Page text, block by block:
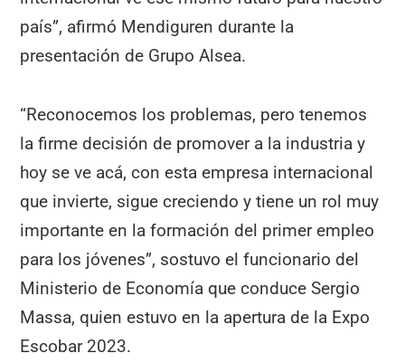
país”, afirmó Mendiguren durante la
presentación de Grupo Alsea.
“Reconocemos los problemas, pero tenemos
la firme decisión de promover a la industria y
hoy se ve acá, con esta empresa internacional
que invierte, sigue creciendo y tiene un rol muy
importante en la formación del primer empleo
para los jóvenes”, sostuvo el funcionario del
Ministerio de Economía que conduce Sergio
Massa, quien estuvo en la apertura de la Expo
Escobar 2023.